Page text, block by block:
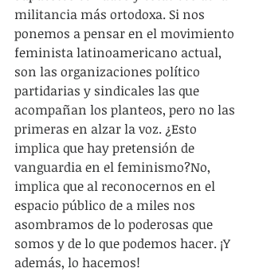
militancia más ortodoxa. Si nos
ponemos a pensar en el movimiento
feminista latinoamericano actual,
son las organizaciones político
partidarias y sindicales las que
acompañan los planteos, pero no las
primeras en alzar la voz. ¿Esto
implica que hay pretensión de
vanguardia en el feminismo?No,
implica que al reconocernos en el
espacio público de a miles nos
asombramos de lo poderosas que
somos y de lo que podemos hacer. ¡Y
además, lo hacemos!